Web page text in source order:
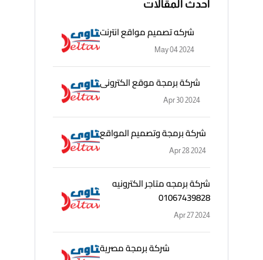
أحدث المقالات
شركه تصميم مواقع انترنت
May 04 2024
شركة برمجة موقع الكترونى
Apr 30 2024
شركة برمجة وتصميم المواقع
Apr 28 2024
شركة برمجه متاجر الكترونيه
01067439828
Apr 27 2024
شركة برمجة مصرية